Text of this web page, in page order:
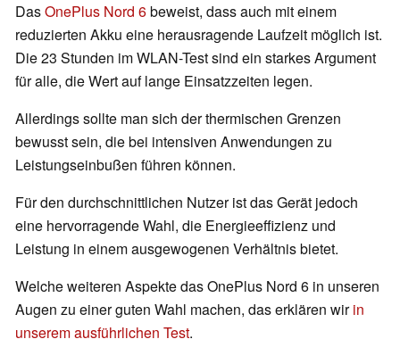
DasOnePlus Nord 6beweist, dass auch mit einem
reduzierten Akku eine herausragende Laufzeit möglich ist.
Die 23 Stunden im WLAN-Test sind ein starkes Argument
für alle, die Wert auf lange Einsatzzeiten legen.
Allerdings sollte man sich der thermischen Grenzen
bewusst sein, die bei intensiven Anwendungen zu
Leistungseinbußen führen können.
Für den durchschnittlichen Nutzer ist das Gerät jedoch
eine hervorragende Wahl, die Energieeffizienz und
Leistung in einem ausgewogenen Verhältnis bietet.
Welche weiteren Aspekte das OnePlus Nord 6 in unseren
Augen zu einer guten Wahl machen, das erklären wirin
unserem ausführlichen Test.